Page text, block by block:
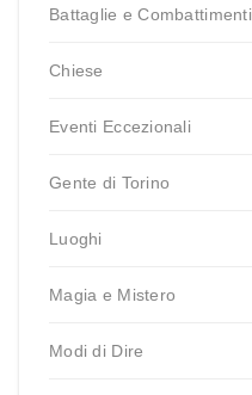
Battaglie e Combattimenti
Chiese
Eventi Eccezionali
Gente di Torino
Luoghi
Magia e Mistero
Modi di Dire